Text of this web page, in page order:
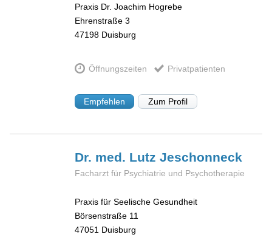
Praxis Dr. Joachim Hogrebe
Ehrenstraße 3
47198 Duisburg
Öffnungszeiten Privatpatienten
Empfehlen Zum Profil
Dr. med. LutzJeschonneck
Facharzt für Psychiatrie und Psychotherapie
Praxis für Seelische Gesundheit
Börsenstraße 11
47051 Duisburg